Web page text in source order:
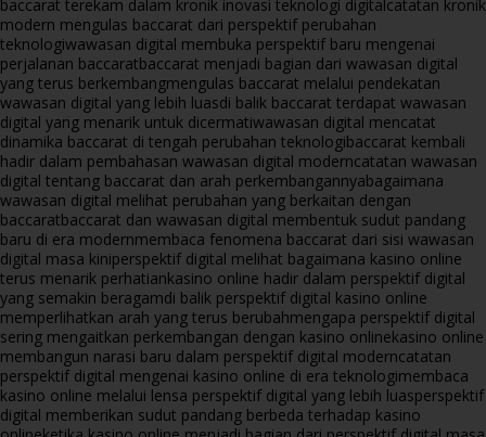
baccarat terekam dalam kronik inovasi teknologi digitalcatatan kronik
modern mengulas baccarat dari perspektif perubahan
teknologiwawasan digital membuka perspektif baru mengenai
perjalanan baccaratbaccarat menjadi bagian dari wawasan digital
yang terus berkembangmengulas baccarat melalui pendekatan
wawasan digital yang lebih luasdi balik baccarat terdapat wawasan
digital yang menarik untuk dicermatiwawasan digital mencatat
dinamika baccarat di tengah perubahan teknologibaccarat kembali
hadir dalam pembahasan wawasan digital moderncatatan wawasan
digital tentang baccarat dan arah perkembangannyabagaimana
wawasan digital melihat perubahan yang berkaitan dengan
baccaratbaccarat dan wawasan digital membentuk sudut pandang
baru di era modernmembaca fenomena baccarat dari sisi wawasan
digital masa kiniperspektif digital melihat bagaimana kasino online
terus menarik perhatiankasino online hadir dalam perspektif digital
yang semakin beragamdi balik perspektif digital kasino online
memperlihatkan arah yang terus berubahmengapa perspektif digital
sering mengaitkan perkembangan dengan kasino onlinekasino online
membangun narasi baru dalam perspektif digital moderncatatan
perspektif digital mengenai kasino online di era teknologimembaca
kasino online melalui lensa perspektif digital yang lebih luasperspektif
digital memberikan sudut pandang berbeda terhadap kasino